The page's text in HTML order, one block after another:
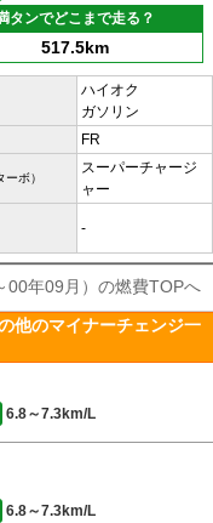
タンでどこまで走る？
517.5km
ハイオク
ガソリン
FR
ボ）
スーパーチャージ
ャー
-
年09月）の燃費TOPへ
他のマイナーチェンジ一
6.8～7.3km/L
6.8～7.3km/L